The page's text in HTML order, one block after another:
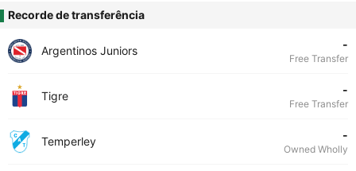
Recorde de transferência
Argentinos Juniors -
Free Transfer
Tigre -
Free Transfer
Temperley -
Owned Wholly